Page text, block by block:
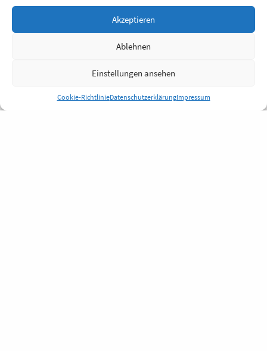
Akzeptieren
Ablehnen
Einstellungen ansehen
Cookie-RichtlinieDatenschutzerklärungImpressum